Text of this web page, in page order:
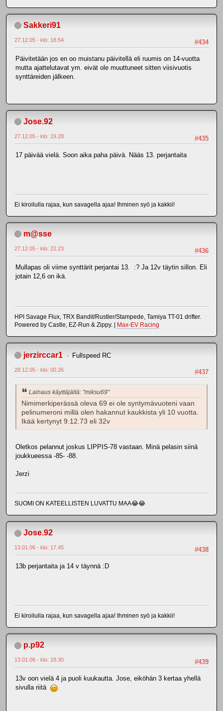
Sakkeri91
#434
27.12.05 - klo: 18.54
Päivitetään jos en oo muistanu päivitellä eli ruumis on 14-vuotta
mutta ajattelutavat ym. eivät ole muuttuneet sitten viisivuotis
synttäreiden jälkeen.
Jose.92
#435
27.12.05 - klo: 19.28
17 päivää vielä. Soon aika paha päivä. Nääs 13. perjantaita
Ei kiroilulla rajaa, kun savagella ajaa! Ihminen syö ja kakkii!
m@sse
#436
27.12.05 - klo: 22.23
Mullapas oli viime synttärit perjantai 13. :? Ja 12v täytin sillon. Eli
jotain 12,6 on ikä.
HPI Savage Flux, TRX Bandit/Rustler/Stampede, Tamiya TT-01 drifter.
Powered by Castle, EZ-Run & Zippy. | Max-EV Racing
jerzirccar1 Fullspeed RC
#437
28.12.05 - klo: 00.26
Lainaus käyttäjältä: "miksu69"
Nimimerkiperässä oleva 69 ei ole syntymävuoteni vaan
pelinumeroni millä olen hakannut kaukkista yli 10 vuotta.
Ikää kertynyt 9.12.73 eli 32v
Oletkos pelannut joskus LIPPIS-78 vastaan. Minä pelasin siinä
joukkueessa -85- -88.
Jerzi
SUOMI ON KATEELLISTEN LUVATTU MAA😂😂
Jose.92
#438
13.01.06 - klo: 17.45
13b perjantaita ja 14 v täynnä :D
Ei kiroilulla rajaa, kun savagella ajaa! Ihminen syö ja kakkii!
p.p92
#439
13.01.06 - klo: 18.30
13v oon vielä 4 ja puoli kuukautta. Jose, eiköhän 3 kertaa yhellä
sivulla riitä